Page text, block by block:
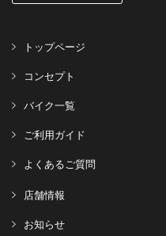
トップページ
コンセプト
バイク一覧
ご利用ガイド
よくあるご質問
店舗情報
お知らせ